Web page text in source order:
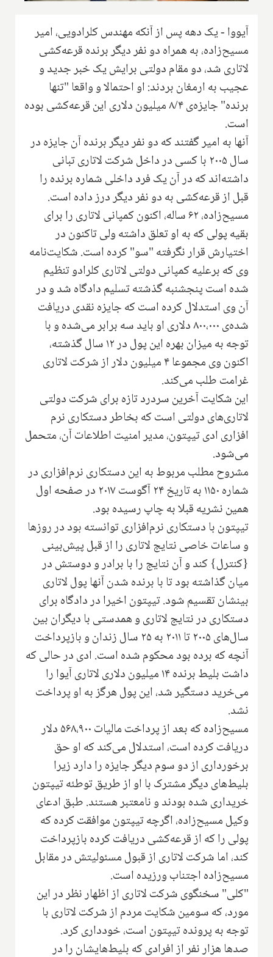
آیووا - یک دهه پس از آنکه مهندس کلرادویی، امیر
مسیح‌زاده، به همراه دو نفر دیگر برنده قرعه‌کشی
لاتاری شد، دو مقام دولتی برایش یک خبر جدید و
عجیب به ارمغان بردند: او احتمالا و واقعا "تنها
برنده" جایزه‌ی ۸/۴ میلیون دلاری این قرعه‌کشی بوده
است.
آنها به امیر گفتند که دو نفر دیگر برنده آن جایزه در
سال ۲۰۰۵ با کسی در داخل شرکت لاتاری تبانی
داشته‌اند که در آن یک فرد داخلی شماره برنده را
قبل از قرعه‌کشی به دو نفر دیگر درز داده است.
مسیح‌زاده، ۶۲ ساله، اکنون کمپانی لاتاری را برای
بقیه پولی که به او تعلق داشته ولی تاکنون در
اختیارش قرار نگرفته "سو" کرده است. شکایت‌نامه
وی که برعلیه کمپانی دولتی لاتاری کلرادو تنظیم
شده است پنجشنبه گذشته تسلیم دادگاه شد و در
آن وی استدلال کرده است که جایزه نقدی دریافت
شده‌ی ۸۰۰،۰۰۰ دلاری او باید سه برابر می‌شده و با
توجه به میزان بهره این پول در ۱۲ سال گذشته،
اکنون وی مجموعا ۴ میلیون دلار از شرکت لاتاری
غرامت طلب می‌کند.
این شکایت آخرین سردرد تازه برای شرکت دولتی
لاتاری‌های دولتی است که بخاطر دستکاری نرم
افزاری ادی تیپتون، مدیر امنیت اطلاعات آن، متحمل
می‌شود.
مشروح مطلب مربوط به این دستکاری نرم‌افزاری در
شماره ۱۱۵۰ به تاریخ ۲۴ آگوست ۲۰۱۷ در صفحه اول
همین نشریه قبلا به چاپ رسیده بود.
تیپتون با دستکاری نرم‌افزاری توانسته بود در روزها
و ساعات خاصی نتایج لاتاری را از قبل پیش‌بینی
{کنترل} کند و آن نتایج را با برادر و دوستش در
میان گذاشته بود تا با برنده شدن آنها پول لاتاری
بینشان تقسیم شود. تیپتون اخیرا در دادگاه برای
دستکاری در نتایج لاتاری و همدستی با دیگران بین
سال‌های ۲۰۰۵ تا ۲۰۱۱ به ۲۵ سال زندان و بازپرداخت
آنچه که برده بود محکوم شده است. ادی در حالی که
داشت بلیط برنده ۱۴ میلیون دلاری لاتاری آیوا را
می‌خرید دستگیر شد، این پول هرگز به او پرداخت
نشد.
مسیح‌زاده که بعد از پرداخت مالیات ۵۶۸،۹۰۰ دلار
دریافت کرده است، استدلال می‌کند که او حق
برخورداری از دو سوم دیگر جایزه را دارد زیرا
بلیط‌های دیگر مشترک با او از طریق توطئه تیپتون
خریداری شده بودند و نامعتبر هستند. طبق ادعای
وکیل مسیح‌زاده، اگرچه تیپتون موافقت کرده که
پولی را که از قرعه‌کشی دریافت کرده بازپرداخت
کند، اما شرکت لاتاری از قبول مسئولیتش در مقابل
مسیح‌زاده اجتناب ورزیده است.
"کلی" سخنگوی شرکت لاتاری از اظهار نظر در این
مورد، که سومین شکایت مردم از شرکت لاتاری با
توجه به پرونده تیپتون است، خودداری کرد.
صدها هزار نفر از افرادی که بلیط‌هایشان را در